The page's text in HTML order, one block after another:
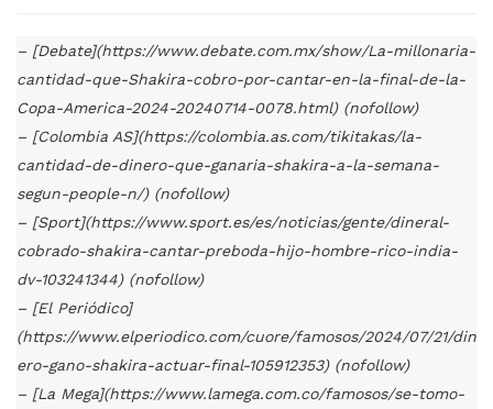
– [Debate](https://www.debate.com.mx/show/La-millonaria-
cantidad-que-Shakira-cobro-por-cantar-en-la-final-de-la-
Copa-America-2024-20240714-0078.html) (nofollow)
– [Colombia AS](https://colombia.as.com/tikitakas/la-
cantidad-de-dinero-que-ganaria-shakira-a-la-semana-
segun-people-n/) (nofollow)
– [Sport](https://www.sport.es/es/noticias/gente/dineral-
cobrado-shakira-cantar-preboda-hijo-hombre-rico-india-
dv-103241344) (nofollow)
– [El Periódico]
(https://www.elperiodico.com/cuore/famosos/2024/07/21/din
ero-gano-shakira-actuar-final-105912353) (nofollow)
– [La Mega](https://www.lamega.com.co/famosos/se-tomo-